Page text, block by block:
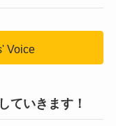
Voice
ていきます！